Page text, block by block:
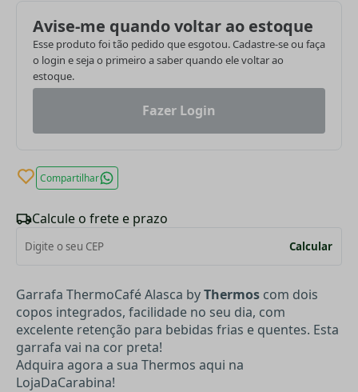
Avise-me quando voltar ao estoque
Esse produto foi tão pedido que esgotou. Cadastre-se ou faça
o login e seja o primeiro a saber quando ele voltar ao
estoque.
Fazer Login
Compartilhar
Calcule o frete e prazo
Calcular
Garrafa ThermoCafé Alasca byThermos com dois
copos integrados, facilidade no seu dia, com
excelente retenção para bebidas frias e quentes. Esta
garrafa vai na cor preta!
Adquira agora a sua Thermos aqui na
LojaDaCarabina!